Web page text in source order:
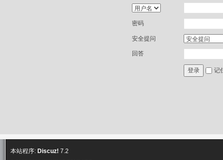
密码
安全提问
回答
登录 记
本站程序: Discuz! 7.2